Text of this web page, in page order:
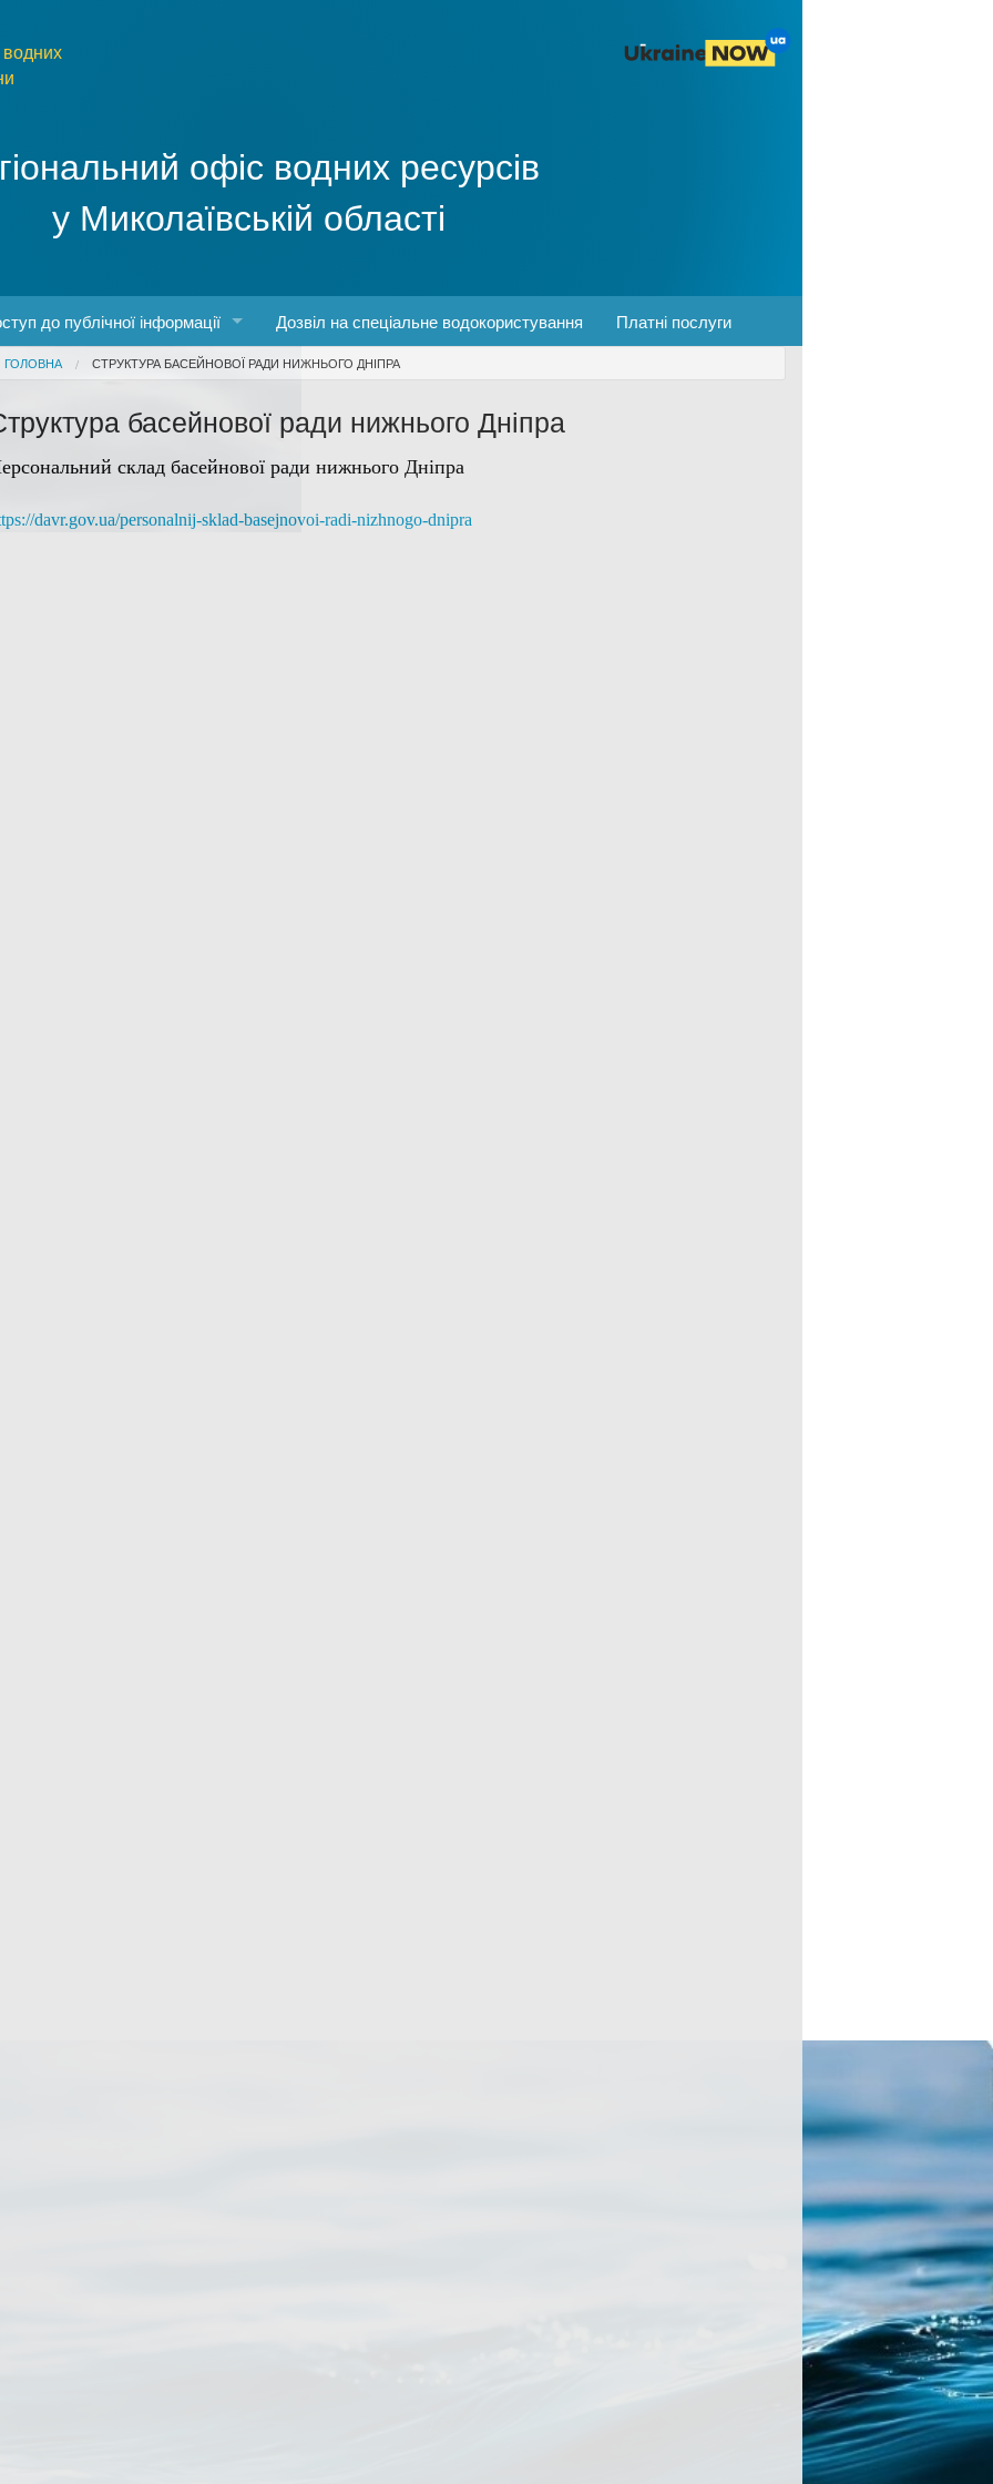
офіс водних ресурсів
у Миколаївській області
до публічної інформації
про доступ до публічної інформації
роботу з інформаційними запитами
та порядок запиту
Дозвіл на спеціальне водокористування Платні послуги
You are here
ГОЛОВНА СТРУКТУРА БАСЕЙНОВОЇ РАДИ НИЖНЬОГО ДНІПРА
басейнової ради нижнього Дніпра
склад басейнової ради нижнього Дніпра
davr.gov.ua/personalnij-sklad-basejnovoi-radi-nizhnogo-dnipra